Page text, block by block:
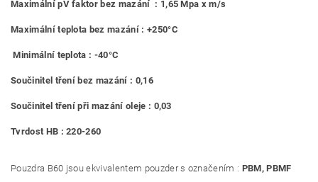
Maximální pV faktor bez mazání : 1,65 Mpa x m/s
Maximální teplota bez mazání : +250°C
Minimální teplota : -40°C
Součinitel tření bez mazání : 0,16
Součinitel tření při mazání oleje : 0,03
Tvrdost HB : 220-260
Pouzdra B60 jsou ekvivalentem pouzder s označením : PBM, PBMF